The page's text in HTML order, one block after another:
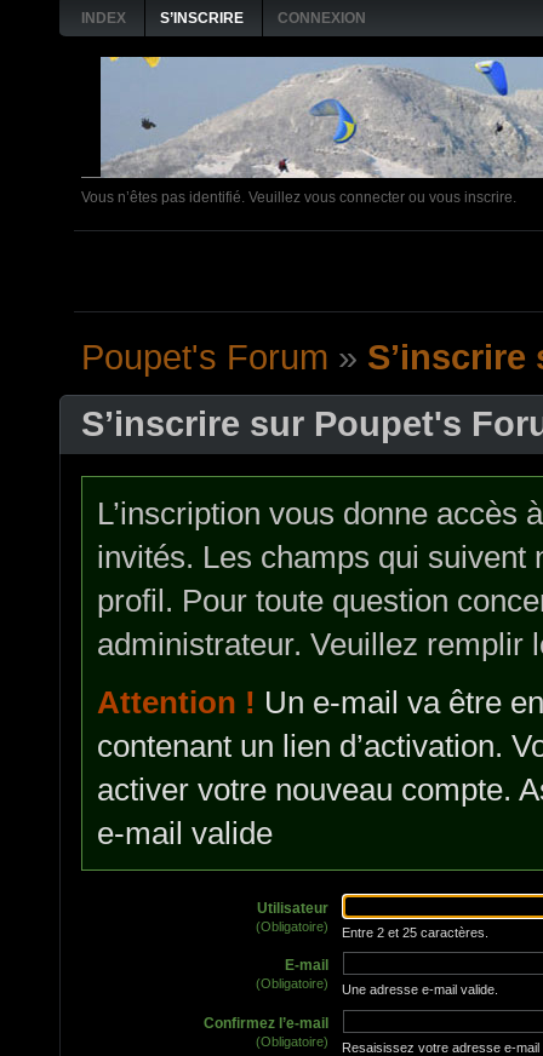
INDEX S’INSCRIRE CONNEXION
Vous n’êtes pas identifié. Veuillez vous connecter ou vous inscrire.
Poupet's Forum »
S’inscrire sur Poupet's
L’inscription vous donne accès
invités. Les champs qui suivent
profil. Pour toute question
administrateur. Veuillez remplir
Attention ! Un e-mail va être
contenant un lien d’activation.
activer votre nouveau compte.
e-mail valide
Utilisateur
(Obligatoire) Entre 2 et 25 caractères.
E-mail
(Obligatoire) Une adresse e-mail valide.
Confirmez l’e-mail
(Obligatoire) Resaisissez votre adresse e-